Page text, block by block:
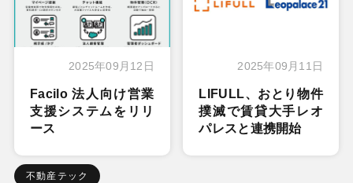
2025年09月12日
Facilo 法人向け営業
支援システムをリリ
ース
不動産テック
2025年09月11日
LIFULL、おとり物件
撲滅で賃貸大手レオ
パレスと連携開始